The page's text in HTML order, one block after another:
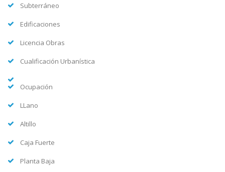
Subterráneo
Edificaciones
Licencia Obras
Cualificación Urbanística
Ocupación
LLano
Altillo
Caja Fuerte
Planta Baja